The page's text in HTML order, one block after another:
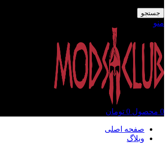
جستجو
منو
0 محصول 0 تومان
صفحه اصلی
وبلاگ